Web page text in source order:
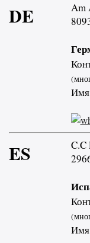
DE
Am
ES
C.C